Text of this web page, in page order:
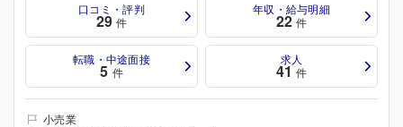
口コミ・評判
29 件
年収・給与明細
22 件
転職・中途面接
5 件
求人
41 件
小売業